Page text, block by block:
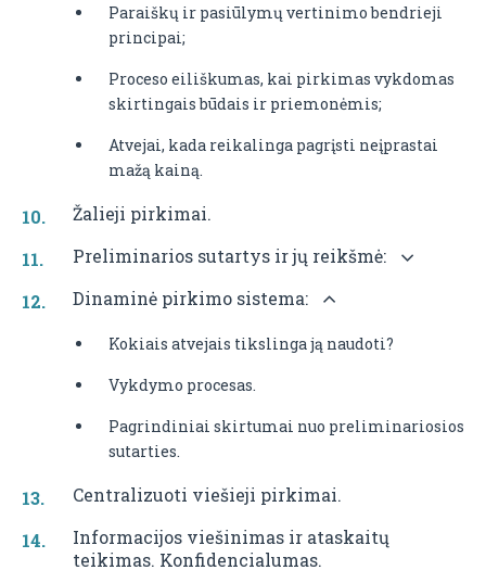
Paraiškų ir pasiūlymų vertinimo bendrieji
principai;
Proceso eiliškumas, kai pirkimas vykdomas
skirtingais būdais ir priemonėmis;
Atvejai, kada reikalinga pagrįsti neįprastai
mažą kainą.
Žalieji pirkimai.
Preliminarios sutartys ir jų reikšmė:
Dinaminė pirkimo sistema:
Kokiais atvejais tikslinga ją naudoti?
Vykdymo procesas.
Pagrindiniai skirtumai nuo preliminariosios
sutarties.
Centralizuoti viešieji pirkimai.
Informacijos viešinimas ir ataskaitų
teikimas. Konfidencialumas.